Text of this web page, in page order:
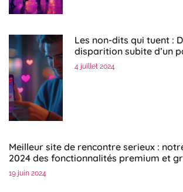
Les non-dits qui tuent :
disparition subite d’un
4 juillet 2024
Meilleur site de rencontre serieux :
2024 des fonctionnalités premium et
19 juin 2024